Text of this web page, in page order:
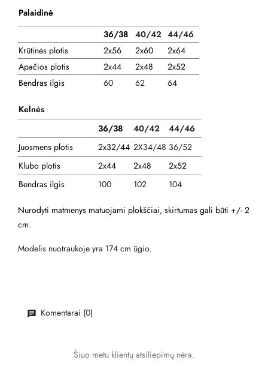
Palaidinė
36/38 40/42 44/46
Krūtinės plotis
2x56 2x60
2x64
Apačios plotis
2x44 2x48
2x52
Bendras ilgis
60 62 64
Kelnės
36/38
40/42
44/46
Juosmens plotis
2x32/44 2X34/48 36/52
Klubo plotis
2x44 2x48
2x52
Bendras ilgis
100 102 104
Nurodyti matmenys matuojami plokščiai, skirtumas gali būti +/- 2
cm.
Modelis nuotraukoje yra 174 cm ūgio.
Komentarai (0)
Šiuo metu klientų atsiliepimų nėra.